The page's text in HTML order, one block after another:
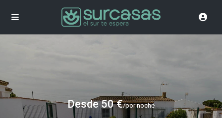
Desde 50 €/por noche